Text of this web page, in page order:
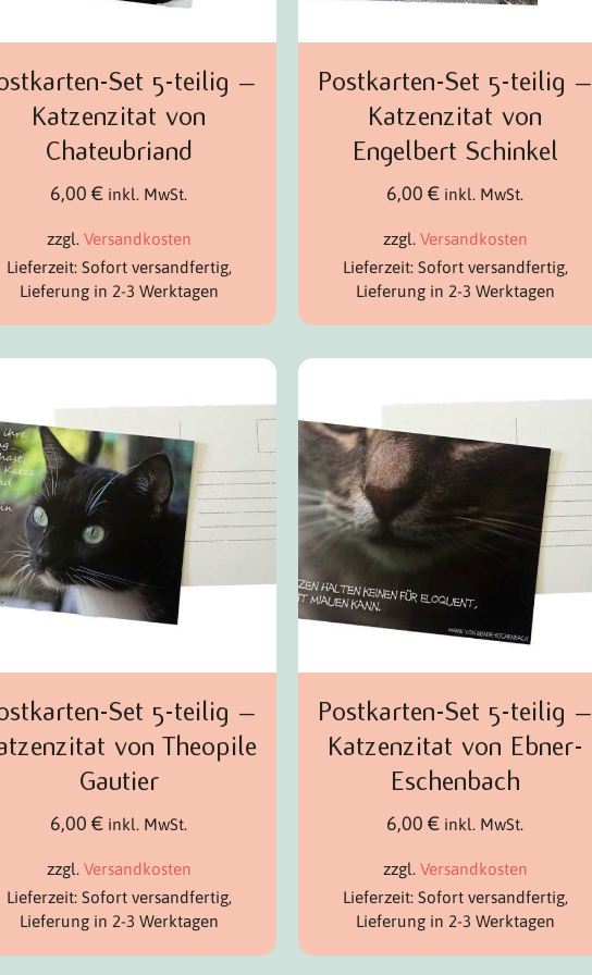
Set 5-teilig –
Katzenzitat von
Chateubriand
6,00€ inkl. MwSt.
zzgl. Versandkosten
Lieferzeit: Sofort versandfertig,
Lieferung in 2-3 Werktagen
Postkarten-Set 5-teilig –
Katzenzitat von
Engelbert Schinkel
6,00€ inkl. MwSt.
zzgl. Versandkosten
Lieferzeit: Sofort versandfertig,
Lieferung in 2-3 Werktagen
Set 5-teilig –
von Theopile
Gautier
6,00€ inkl. MwSt.
zzgl. Versandkosten
Lieferzeit: Sofort versandfertig,
Lieferung in 2-3 Werktagen
Postkarten-Set 5-teilig –
Katzenzitat von Ebner-
Eschenbach
6,00€ inkl. MwSt.
zzgl. Versandkosten
Lieferzeit: Sofort versandfertig,
Lieferung in 2-3 Werktagen